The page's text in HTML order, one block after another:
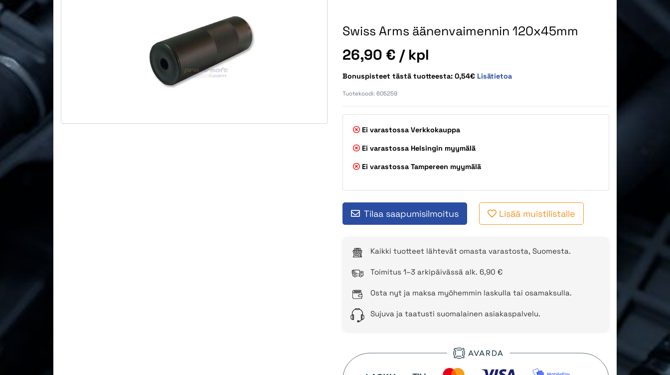
Swiss Arms äänenvaimennin 120x45mm
Hinta
26,90 € / kpl
Bonuspisteet tästä tuotteesta: 0,54€ Lisätietoa
Tuotekoodi: 605259
Ei varastossa Verkkokauppa
Ei varastossa Helsingin myymälä
Ei varastossa Tampereen myymälä
Tilaa saapumisilmoitus Lisää muistilistalle
Kaikki tuotteet lähtevät omasta varastosta, Suomesta.
Toimitus 1–3 arkipäivässä alk. 6,90 €
Osta nyt ja maksa myöhemmin laskulla tai osamaksulla.
Sujuva ja taatusti suomalainen asiakaspalvelu.